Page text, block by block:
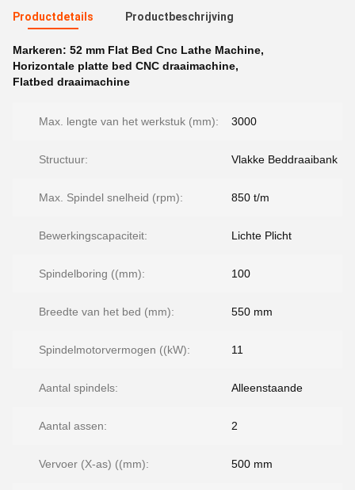
Productdetails Productbeschrijving
Markeren: 52 mm Flat Bed Cnc Lathe Machine,
Horizontale platte bed CNC draaimachine,
Flatbed draaimachine
Max. lengte van het werkstuk (mm): 3000
Structuur: Vlakke Beddraaibank
Max. Spindel snelheid (rpm): 850 t/m
Bewerkingscapaciteit: Lichte Plicht
Spindelboring ((mm): 100
Breedte van het bed (mm): 550 mm
Spindelmotorvermogen ((kW): 11
Aantal spindels: Alleenstaande
Aantal assen: 2
Vervoer (X-as) ((mm): 500 mm